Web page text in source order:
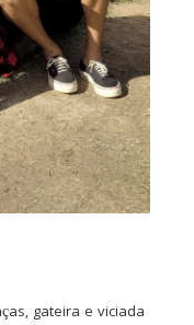
gateira e viciada